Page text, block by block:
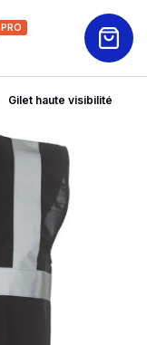
PRO
Gilet haute visibilité